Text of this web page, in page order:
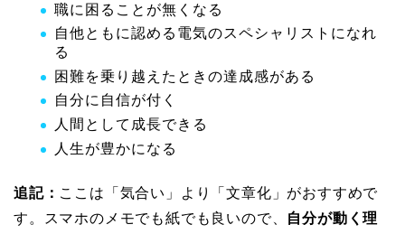
職に困ることが無くなる
自他ともに認める電気のスペシャリストになれ
る
困難を乗り越えたときの達成感がある
自分に自信が付く
人間として成長できる
人生が豊かになる
追記： ここは「気合い」より「文章化」がおすすめで
す。スマホのメモでも紙でも良いので、 自分が動く理